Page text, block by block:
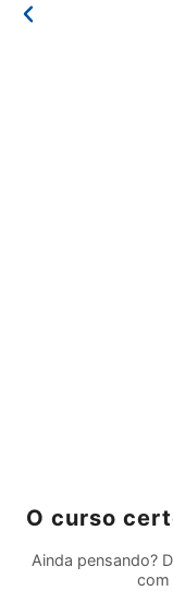
O curso
Ainda pensando?
com